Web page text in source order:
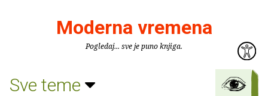
Moderna vremena
Pogledaj... sve je puno knjiga.
Sve teme